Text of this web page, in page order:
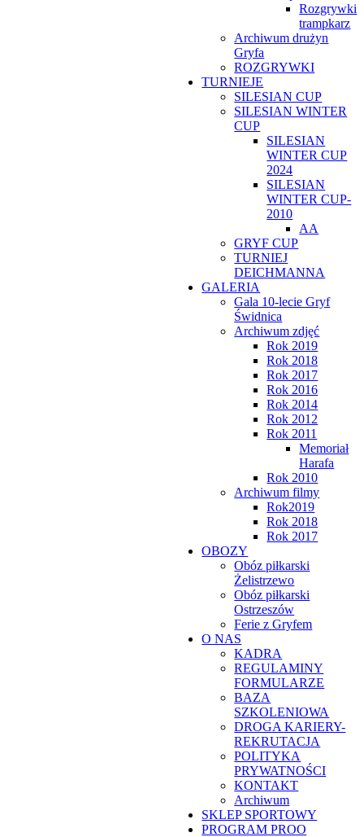
Rozgrywki
trampkarz
Archiwum drużyn
Gryfa
ROZGRYWKI
TURNIEJE
SILESIAN CUP
SILESIAN WINTER
CUP
SILESIAN
WINTER CUP
2024
SILESIAN
WINTER CUP-
2010
AA
GRYF CUP
TURNIEJ
DEICHMANNA
GALERIA
Gala 10-lecie Gryf
Świdnica
Archiwum zdjęć
Rok 2019
Rok 2018
Rok 2017
Rok 2016
Rok 2014
Rok 2012
Rok 2011
Memoriał
Harafa
Rok 2010
Archiwum filmy
Rok2019
Rok 2018
Rok 2017
OBOZY
Obóz piłkarski
Żelistrzewo
Obóz piłkarski
Ostrzeszów
Ferie z Gryfem
O NAS
KADRA
REGULAMINY
FORMULARZE
BAZA
SZKOLENIOWA
DROGA KARIERY-
REKRUTACJA
POLITYKA
PRYWATNOŚCI
KONTAKT
Archiwum
SKLEP SPORTOWY
PROGRAM PROO